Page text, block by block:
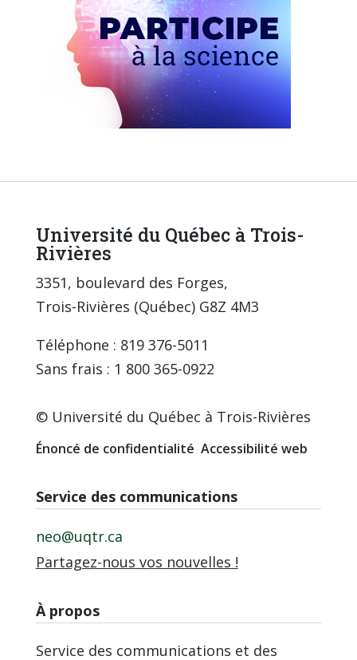
Université du Québec à Trois-
Rivières
3351, boulevard des Forges,
Trois-Rivières (Québec) G8Z 4M3
Téléphone : 819 376-5011
Sans frais : 1 800 365-0922
© Université du Québec à Trois-Rivières
Énoncé de confidentialité Accessibilité web
Service des communications
neo@uqtr.ca
Partagez-nous vos nouvelles !
À propos
Service des communications et des